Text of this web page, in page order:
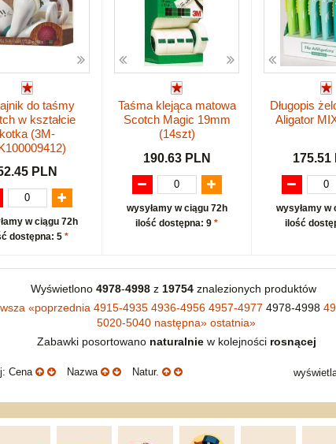
do taśmy
w kształcie
kotka (3M-
PLN
w ciągu 72h
dostępna: 5 *
Taśma klejąca matowa
Scotch Magic 19mm
(14szt)
190.63 PLN
wysyłamy w ciągu 72h
ilość dostępna: 9 *
Długopis
Aligator
175.51
wysyłamy w
ilość
Wyświetlono 4978-4998z 19754znalezionych produktów
«poprzednia 4915-4935 4936-4956 4957-4977 4978-4998
5020-5040 następna» ostatnia»
Zabawki posortowano naturalniew kolejności rosnącej
Cena Nazwa Natur.